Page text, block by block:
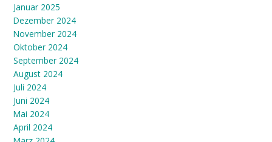
Januar 2025
Dezember 2024
November 2024
Oktober 2024
September 2024
August 2024
Juli 2024
Juni 2024
Mai 2024
April 2024